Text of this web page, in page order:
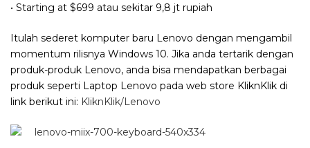
• Starting at $699 atau sekitar 9,8 jt rupiah
Itulah sederet komputer baru Lenovo dengan mengambil
momentum rilisnya Windows 10. Jika anda tertarik dengan
produk-produk Lenovo, anda bisa mendapatkan berbagai
produk seperti Laptop Lenovo pada web store KliknKlik di
link berikut ini: KliknKlik/Lenovo